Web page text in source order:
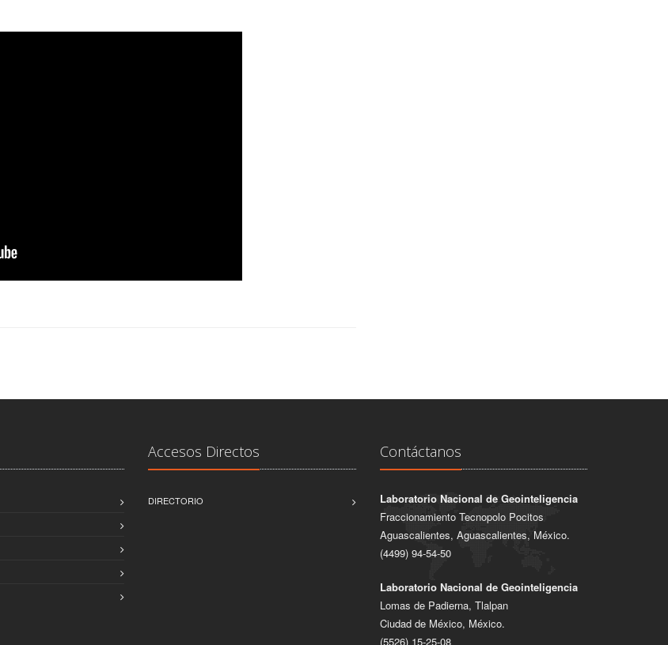
Accesos Directos
DIRECTORIO
Contáctanos
Laboratorio Nacional de Geointeligencia
Fraccionamiento Tecnopolo Pocitos
Aguascalientes, Aguascalientes, México.
(4499) 94-54-50
Laboratorio Nacional de Geointeligencia
Lomas de Padierna, Tlalpan
Ciudad de México, México.
(5526) 15-25-08